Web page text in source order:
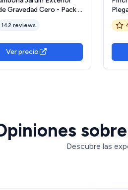
Gravedad Cero - Pack 2
o Hamacas para
y Camping con
142 reviews
Ver precio
Descubre las